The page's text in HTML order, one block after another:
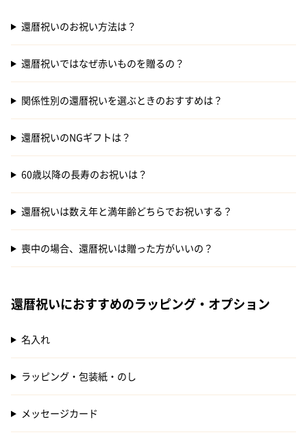
還暦祝いのお祝い方法は？
還暦祝いではなぜ赤いものを贈るの？
関係性別の還暦祝いを選ぶときのおすすめは？
還暦祝いのNGギフトは？
60歳以降の長寿のお祝いは？
還暦祝いは数え年と満年齢どちらでお祝いする？
喪中の場合、還暦祝いは贈った方がいいの？
還暦祝いにおすすめのラッピング・オプション
名入れ
ラッピング・包装紙・のし
メッセージカード